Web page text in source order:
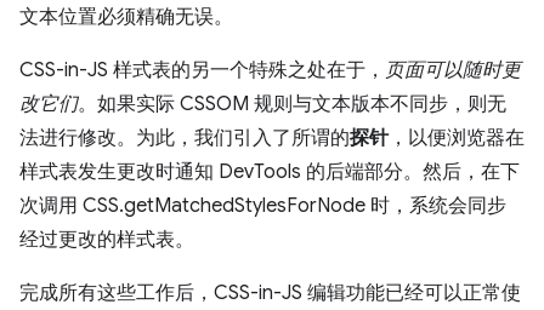
文本位置必须精确无误。
CSS-in-JS 样式表的另一个特殊之处在于， 页面可以随时更
改它们。如果实际 CSSOM 规则与文本版本不同步，则无
法进行修改。为此，我们引入了所谓的探针，以便浏览器在
样式表发生更改时通知 DevTools 的后端部分。然后，在下
次调用 CSS.getMatchedStylesForNode 时，系统会同步
经过更改的样式表。
完成所有这些工作后，CSS-in-JS 编辑功能已经可以正常使